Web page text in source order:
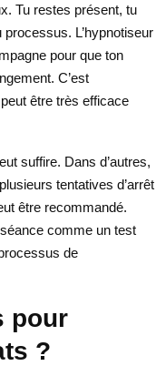
Tu restes présent, tu
L’hypnotiseur
pour que ton
C’est
être très efficace
suffire. Dans d’autres,
tentatives d’arrêt
être recommandé.
comme un test
de
pour
?